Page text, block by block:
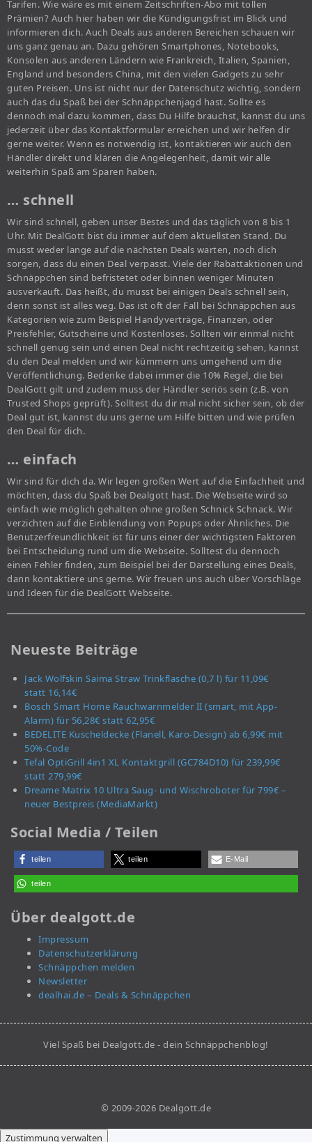
Tarifen. Wie wäre es mit einem Zeitschriften-Abo mit tollen
Prämien? Auch hier haben wir die Kündigungsfrist im Blick und
informieren dich. Auch Deals aus anderen Bereichen schauen wir
uns ganz genau an. Dazu gehören Smartphones, Notebooks,
Konsolen aus anderen Ländern wie Frankreich, Italien, Spanien,
England und besonders China, mit den vielen Gadgets zu sehr
guten Preisen. Uns ist nicht nur der Datenschutz wichtig, sondern
auch das du Spaß bei der Schnäppchenjagd hast. Sollte es
dennoch mal dazu kommen, dass Du Hilfe brauchst, kannst du uns
jederzeit über das Kontaktformular erreichen und wir helfen dir
gerne weiter. Wenn es notwendig ist, kontaktieren wir auch den
Händler direkt und klären die Angelegenheit, damit wir alle
weiterhin Spaß am Sparen haben.
… schnell
Wir sind schnell, geben unser Bestes und das täglich von 8 bis 1
Uhr. Mit DealGott bist du immer auf dem aktuellsten Stand. Du
musst weder lange auf die nächsten Deals warten, noch dich
sorgen, dass du einen Deal verpasst. Viele der Rabattaktionen und
Schnäppchen sind befristetet oder binnen weniger Minuten
ausverkauft. Das heißt, du musst bei einigen Deals schnell sein,
denn sonst ist alles weg. Das ist oft der Fall bei Schnäppchen aus
Kategorien wie zum Beispiel Handyverträge, Finanzen, oder
Preisfehler, Gutscheine und Kostenloses. Sollten wir einmal nicht
schnell genug sein und einen Deal nicht rechtzeitig sehen, kannst
du den Deal melden und wir kümmern uns umgehend um die
Veröffentlichung. Bedenke dabei immer die 10% Regel, die bei
DealGott gilt und zudem muss der Händler seriös sein (z.B. von
Trusted Shops geprüft). Solltest du dir mal nicht sicher sein, ob der
Deal gut ist, kannst du uns gerne um Hilfe bitten und wie prüfen
den Deal für dich.
… einfach
Wir sind für dich da. Wir legen großen Wert auf die Einfachheit und
möchten, dass du Spaß bei Dealgott hast. Die Webseite wird so
einfach wie möglich gehalten ohne großen Schnick Schnack. Wir
verzichten auf die Einblendung von Popups oder Ähnliches. Die
Benutzerfreundlichkeit ist für uns einer der wichtigsten Faktoren
bei Entscheidung rund um die Webseite. Solltest du dennoch
einen Fehler finden, zum Beispiel bei der Darstellung eines Deals,
dann kontaktiere uns gerne. Wir freuen uns auch über Vorschläge
und Ideen für die DealGott Webseite.
Neueste Beiträge
Jack Wolfskin Saima Straw Trinkflasche (0,7 l) für 11,09€
statt 16,14€
Bosch Smart Home Rauchwarnmelder II (smart, mit App-
Alarm) für 56,28€ statt 62,95€
BEDELITE Kuscheldecke (Flanell, Karo-Design) ab 6,99€ mit
50%-Code
Tefal OptiGrill 4in1 XL Kontaktgrill (GC784D10) für 239,99€
statt 279,99€
Dreame Matrix 10 Ultra Saug- und Wischroboter für 799€ –
neuer Bestpreis (MediaMarkt)
Social Media / Teilen
teilen teilen E-Mail
teilen
Über dealgott.de
Impressum
Datenschutzerklärung
Schnäppchen melden
Newsletter
dealhai.de – Deals & Schnäppchen
Viel Spaß bei Dealgott.de - dein Schnäppchenblog!
© 2009-2026 Dealgott.de
Zustimmung verwalten